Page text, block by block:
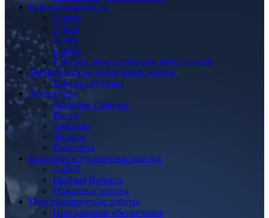
Роботы-гуманоиды
Unitree
Agibot
Noetix
Ubtech
Роботы с искусственным интеллектом
Логистические и складские роботы
Роботы грузчики
Аксессуары
Зарядные станции
Кисти
Сенсоры
Лидары
Грипперы
Колесные и гусеничные роботы
AgileX
Elephant Robotics
Пожарные роботы
Программируемые роботы
Программное обеспечение